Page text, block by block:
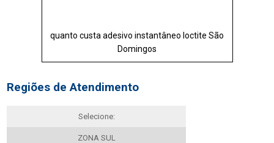
quanto custa adesivo instantâneo loctite São
Domingos
Regiões de Atendimento
Selecione:
ZONA SUL